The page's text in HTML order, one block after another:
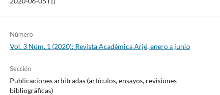
Número
Vol. 3 Núm. 1 (2020): Revista Académica Arjé, enero a junio
Sección
Publicaciones arbitradas (artículos, ensayos, revisiones
bibliográficas)